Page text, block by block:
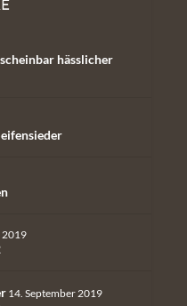
hässlicher
2019
14. September 2019